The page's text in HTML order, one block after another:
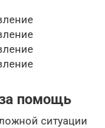
за помощь
ситуации